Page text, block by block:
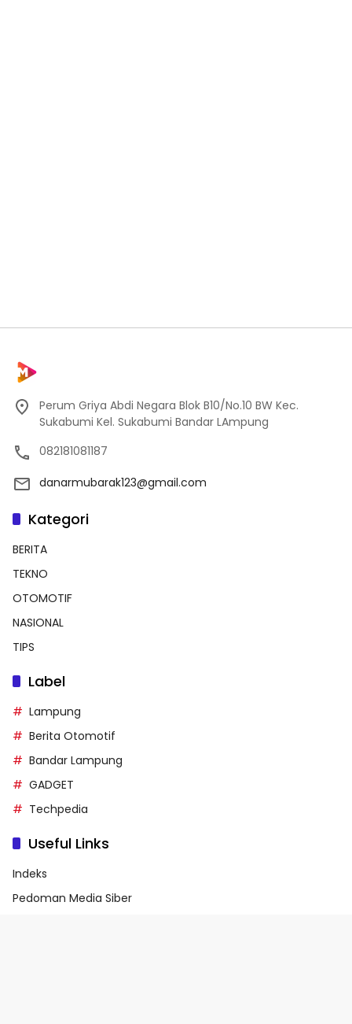
Perum Griya Abdi Negara Blok B10/No.10 BW Kec.
Sukabumi Kel. Sukabumi Bandar LAmpung
082181081187
danarmubarak123@gmail.com
Kategori
BERITA
TEKNO
OTOMOTIF
NASIONAL
TIPS
Label
Lampung
Berita Otomotif
Bandar Lampung
GADGET
Techpedia
Useful Links
Indeks
Pedoman Media Siber